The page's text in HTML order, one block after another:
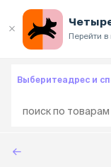
Перейти
Выберитеадрес и